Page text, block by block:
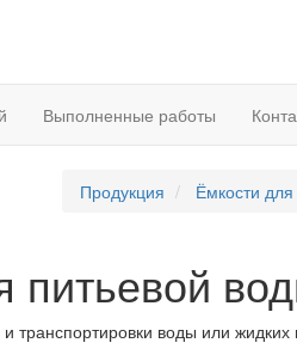
Выполненные работы
Продукция Ёмкости
питьевой
воды или